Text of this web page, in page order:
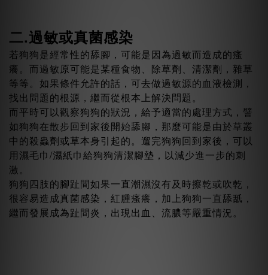
二.過敏或真菌感染
若狗狗是經常性的舔腳，可能是因為過敏而造成的瘙
癢。而過敏原可能是某種食物、除草劑、清潔劑，雜草
等等。如果條件允許的話，可去做過敏源的血液檢測，
找出問題的根源，繼而從根本上解決問題。
而平時可以觀察狗狗的狀況，給予適當的處理方式，譬
如狗狗在散步回到家後開始舔腳，那麼可能是由於草叢
中的殺蟲劑或草本身引起的。遛完狗狗回到家後，可以
用濕毛巾/濕紙巾給狗狗清潔腳墊，以減少進一步的刺
激。
狗狗四肢的腳趾間如果一直潮濕沒有及時擦乾或吹乾，
很容易造成真菌感染，紅腫瘙癢，加上狗狗一直舔舐，
繼而發展成為趾間炎，出現出血、流膿等嚴重情況。